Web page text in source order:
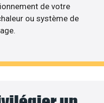
de votre
ou système de